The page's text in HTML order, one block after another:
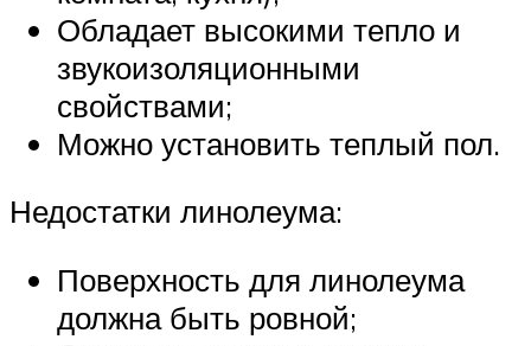
Обладает высокими тепло и
звукоизоляционными
свойствами;
Можно установить теплый пол.
Недостатки линолеума:
Поверхность для линолеума
должна быть ровной;